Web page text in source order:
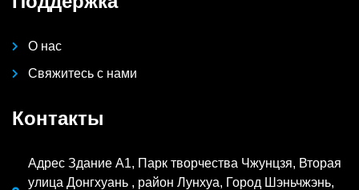
О нас
Свяжитесь с нами
Контакты
Адрес Здание A1, Парк творчества Чжунцзя, Вторая
улица Донгхуань , район Лунхуа, Город Шэньчжэнь,